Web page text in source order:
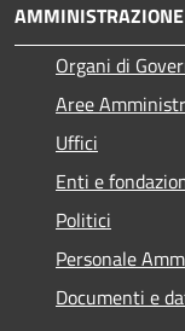
AMMINISTRAZIONE
Organi di
Aree
Uffici
Enti e
Politici
Personale
Documenti e